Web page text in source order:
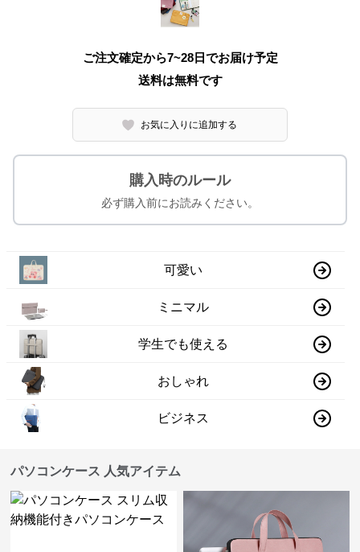
ご注文確定から7~28日でお届け予定
送料は無料です
お気に入りに追加する
購入時のルール
必ず購入前にお読みください。
可愛い
ミニマル
学生でも使える
おしゃれ
ビジネス
パソコンケース 人気アイテム